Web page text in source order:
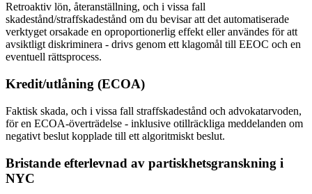
Retroaktiv lön, återanställning, och i vissa fall
skadestånd/straffskadestånd om du bevisar att det automatiserade
verktyget orsakade en oproportionerlig effekt eller användes för att
avsiktligt diskriminera - drivs genom ett klagomål till EEOC och en
eventuell rättsprocess.
Kredit/utlåning (ECOA)
Faktisk skada, och i vissa fall straffskadestånd och advokatarvoden,
för en ECOA-överträdelse - inklusive otillräckliga meddelanden om
negativt beslut kopplade till ett algoritmiskt beslut.
Bristande efterlevnad av partiskhetsgranskning i
NYC